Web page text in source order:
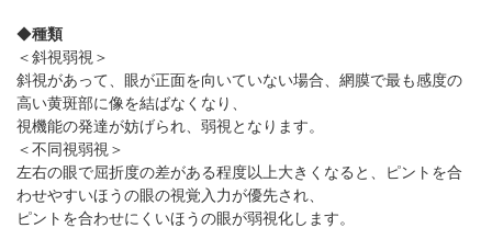
◆種類
＜斜視弱視＞
斜視があって、眼が正面を向いていない場合、網膜で最も感度の
高い黄斑部に像を結ばなくなり、
視機能の発達が妨げられ、弱視となります。
＜不同視弱視＞
左右の眼で屈折度の差がある程度以上大きくなると、ピントを合
わせやすいほうの眼の視覚入力が優先され、
ピントを合わせにくいほうの眼が弱視化します。